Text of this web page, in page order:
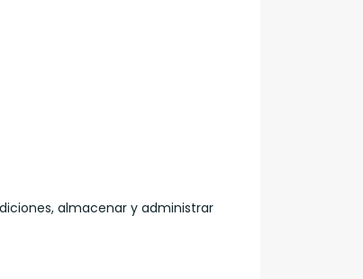
almacenar y administrar